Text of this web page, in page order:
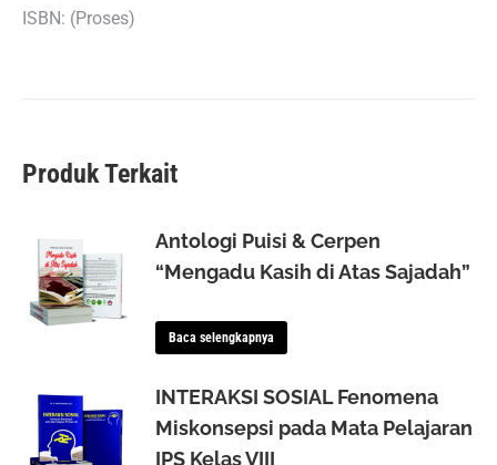
ISBN: (Proses)
Produk Terkait
Antologi Puisi & Cerpen
“Mengadu Kasih di Atas Sajadah”
Baca selengkapnya
INTERAKSI SOSIAL Fenomena
Miskonsepsi pada Mata Pelajaran
IPS Kelas VIII